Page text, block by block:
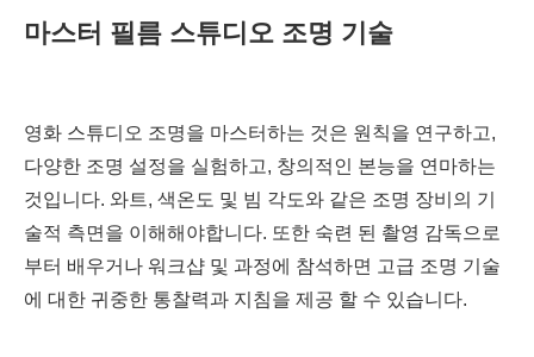
마스터 필름 스튜디오 조명 기술
영화 스튜디오 조명을 마스터하는 것은 원칙을 연구하고,
다양한 조명 설정을 실험하고, 창의적인 본능을 연마하는
것입니다. 와트, 색온도 및 빔 각도와 같은 조명 장비의 기
술적 측면을 이해해야합니다. 또한 숙련 된 촬영 감독으로
부터 배우거나 워크샵 및 과정에 참석하면 고급 조명 기술
에 대한 귀중한 통찰력과 지침을 제공 할 수 있습니다.